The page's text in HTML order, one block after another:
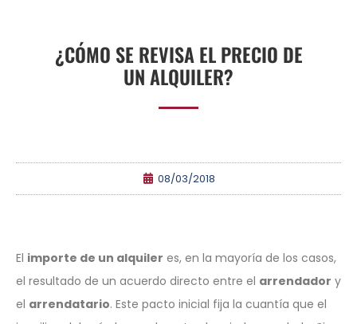
¿CÓMO SE REVISA EL PRECIO DE
UN ALQUILER?
08/03/2018
El importe de un alquiler es, en la mayoría de los casos,
el resultado de un acuerdo directo entre el arrendador y
el arrendatario. Este pacto inicial fija la cuantía que el